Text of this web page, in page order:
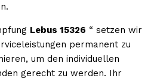
Lebus 15326 “ setzen wir
permanent zu
um den individuellen
gerecht zu werden. Ihr